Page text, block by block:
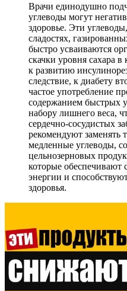
Врачи единодушно
углеводы могут
здоровье. Эти
сладостях,
быстро усваиваются
скачки уровня сахара
к развитию
следствие, к диабету
частое употребление
содержанием быстрых
набору лишнего веса,
сердечно-сосудистых
рекомендуют заменять
медленные углеводы,
цельнозерновых
которые обеспечивают
энергии и
здоровья.